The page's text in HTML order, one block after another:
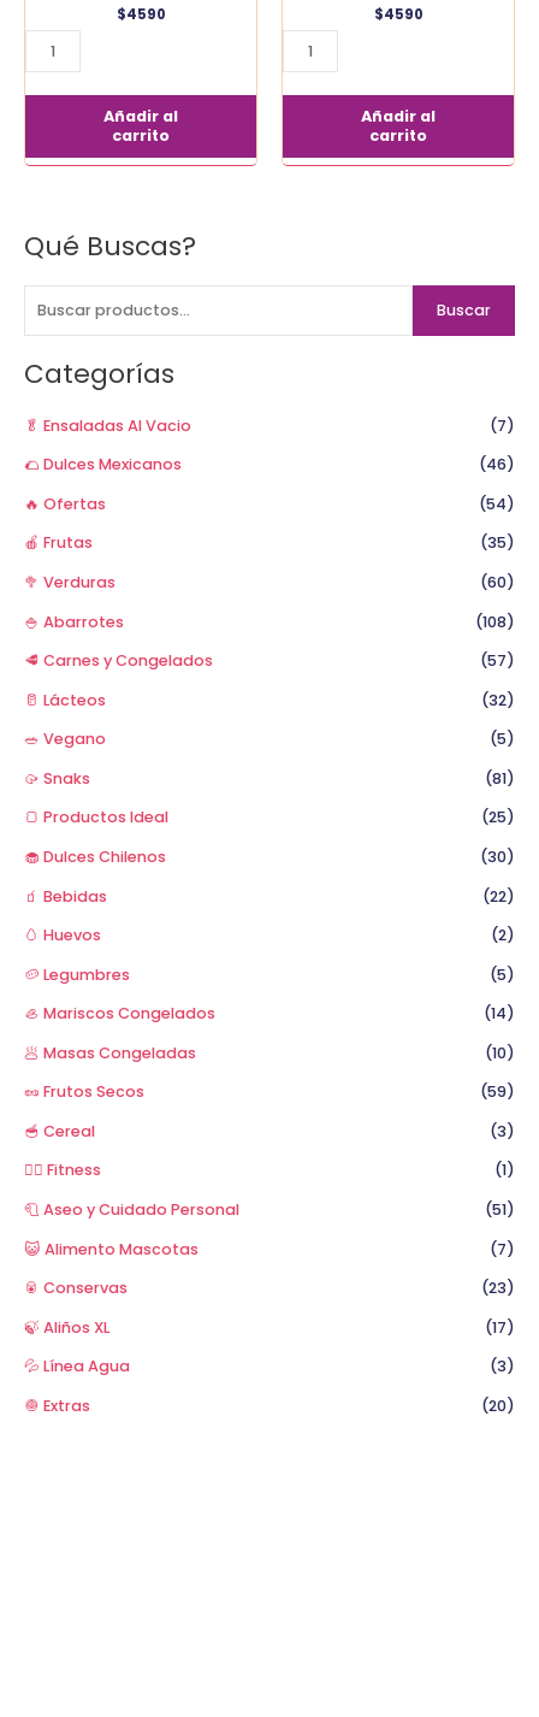
Qué Buscas?
B
c
a
p
Buscar
Categorías
🥬 Ensaladas Al Vacio
(7)
🌮 Dulces Mexicanos
(46)
🔥 Ofertas
(54)
🍎 Frutas
(35)
🥦 Verduras
(60)
🍚 Abarrotes
(108)
🥩 Carnes y Congelados
(57)
🥛 Lácteos
(32)
🥗 Vegano
(5)
🥠 Snaks
(81)
🍞 Productos Ideal
(25)
🧁 Dulces Chilenos
(30)
🧃 Bebidas
(22)
🥚 Huevos
(2)
🥔 Legumbres
(5)
🦪 Mariscos Congelados
(14)
🥟 Masas Congeladas
(10)
🥜 Frutos Secos
(59)
🥣 Cereal
(3)
🏋️‍♂️ Fitness
(1)
🧻 Aseo y Cuidado Personal
(51)
😺 Alimento Mascotas
(7)
🥫 Conservas
(23)
🍃 Aliños XL
(17)
💦 Línea Agua
(3)
🧅 Extras
(20)
$4590
Añadir al
carrito
$4590
Añadir al
carrito